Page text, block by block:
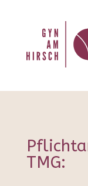
TMG: